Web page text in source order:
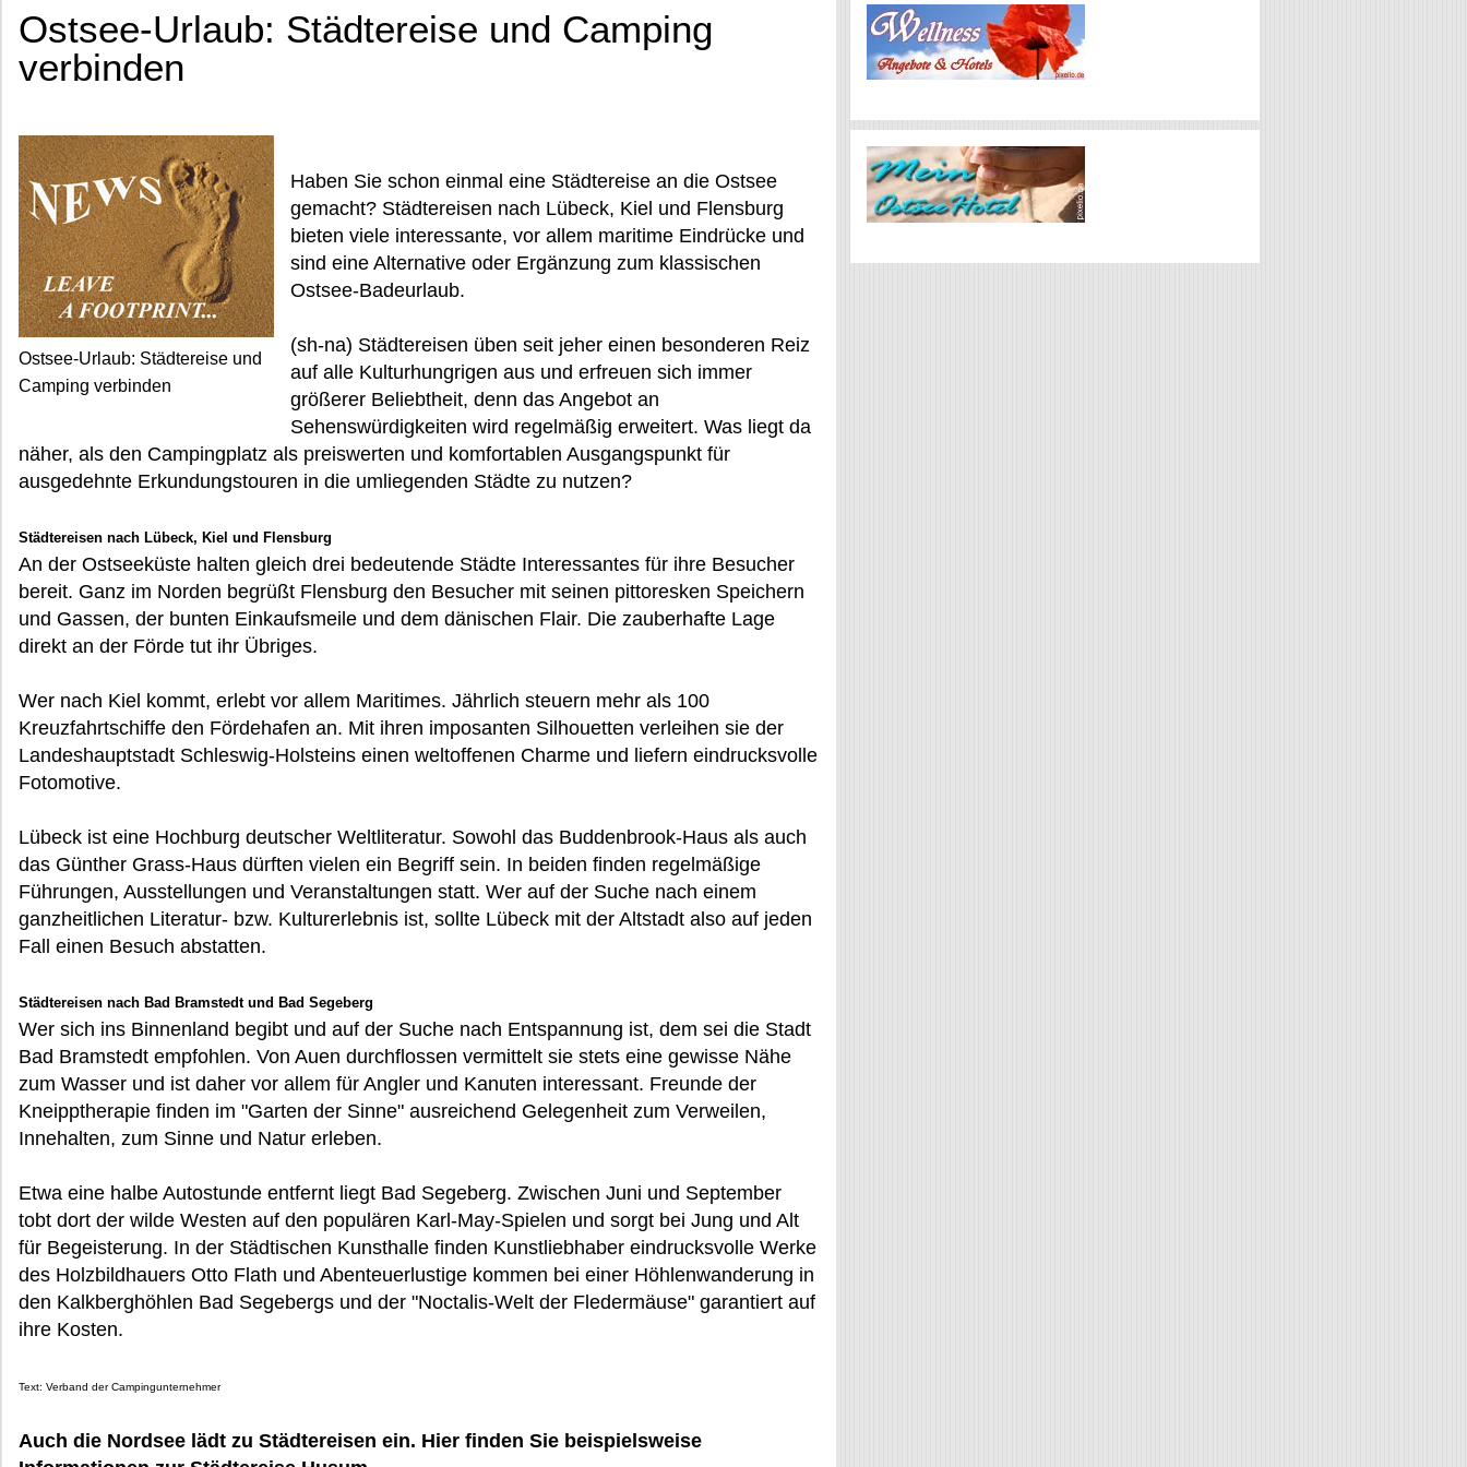
Ostsee-Urlaub: Städtereise und Camping
verbinden
Ostsee-Urlaub: Städtereise und
Camping verbinden
Haben Sie schon einmal eine Städtereise an die Ostsee
gemacht? Städtereisen nach Lübeck, Kiel und Flensburg
bieten viele interessante, vor allem maritime Eindrücke und
sind eine Alternative oder Ergänzung zum klassischen
Ostsee-Badeurlaub.
(sh-na) Städtereisen üben seit jeher einen besonderen Reiz
auf alle Kulturhungrigen aus und erfreuen sich immer
größerer Beliebtheit, denn das Angebot an
Sehenswürdigkeiten wird regelmäßig erweitert. Was liegt da
näher, als den Campingplatz als preiswerten und komfortablen Ausgangspunkt für
ausgedehnte Erkundungstouren in die umliegenden Städte zu nutzen?
Städtereisen nach Lübeck, Kiel und Flensburg
An der Ostseeküste halten gleich drei bedeutende Städte Interessantes für ihre Besucher
bereit. Ganz im Norden begrüßt Flensburg den Besucher mit seinen pittoresken Speichern
und Gassen, der bunten Einkaufsmeile und dem dänischen Flair. Die zauberhafte Lage
direkt an der Förde tut ihr Übriges.
Wer nach Kiel kommt, erlebt vor allem Maritimes. Jährlich steuern mehr als 100
Kreuzfahrtschiffe den Fördehafen an. Mit ihren imposanten Silhouetten verleihen sie der
Landeshauptstadt Schleswig-Holsteins einen weltoffenen Charme und liefern eindrucksvolle
Fotomotive.
Lübeck ist eine Hochburg deutscher Weltliteratur. Sowohl das Buddenbrook-Haus als auch
das Günther Grass-Haus dürften vielen ein Begriff sein. In beiden finden regelmäßige
Führungen, Ausstellungen und Veranstaltungen statt. Wer auf der Suche nach einem
ganzheitlichen Literatur- bzw. Kulturerlebnis ist, sollte Lübeck mit der Altstadt also auf jeden
Fall einen Besuch abstatten.
Städtereisen nach Bad Bramstedt und Bad Segeberg
Wer sich ins Binnenland begibt und auf der Suche nach Entspannung ist, dem sei die Stadt
Bad Bramstedt empfohlen. Von Auen durchflossen vermittelt sie stets eine gewisse Nähe
zum Wasser und ist daher vor allem für Angler und Kanuten interessant. Freunde der
Kneipptherapie finden im "Garten der Sinne" ausreichend Gelegenheit zum Verweilen,
Innehalten, zum Sinne und Natur erleben.
Etwa eine halbe Autostunde entfernt liegt Bad Segeberg. Zwischen Juni und September
tobt dort der wilde Westen auf den populären Karl-May-Spielen und sorgt bei Jung und Alt
für Begeisterung. In der Städtischen Kunsthalle finden Kunstliebhaber eindrucksvolle Werke
des Holzbildhauers Otto Flath und Abenteuerlustige kommen bei einer Höhlenwanderung in
den Kalkberghöhlen Bad Segebergs und der "Noctalis-Welt der Fledermäuse" garantiert auf
ihre Kosten.
Text: Verband der Campingunternehmer
Auch die Nordsee lädt zu Städtereisen ein. Hier finden Sie beispielsweise